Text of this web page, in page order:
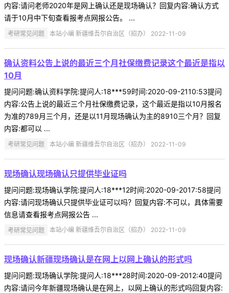
内容:请问老师2020年是网上确认还是现场确认？回复内容:确认方式
请于10月中下旬查看报考点网报公告。 ...
考研常见问题 本站小编 新疆维吾尔自治区（招办） 2022-11-09
确认资料公告上说的最近三个月社保缴费记录这个最近是指以
10月
提问问题:确认资料学院:提问人:18***59时间:2020-09-2110:53提问
内容:公告上说的最近三个月社保缴费记录，这个最近是指以10月报名
为准的789月三个月，还是以11月现场确认为主的8910三个月？回复
内容:都可以 ...
考研常见问题 本站小编 新疆维吾尔自治区（招办） 2022-11-09
现场确认现场确认只提供毕业证吗
提问问题:现场确认学院:提问人:18***12时间:2020-09-2017:58提问
内容:请问现场确认只提供毕业证可以吗？回复内容:不可以，具体需要
信息请查看报考点网报公告 ...
考研常见问题 本站小编 新疆维吾尔自治区（招办） 2022-11-09
现场确认新疆现场确认是在网上以网上确认的形式吗
提问问题:现场确认学院:提问人:18***28时间:2020-09-2012:40提问
内容:请问今年新疆现场确认是在网上，以网上确认的形式吗回复内容: